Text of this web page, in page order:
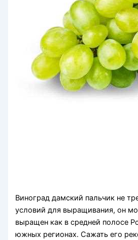
Виноград дамский пальчик не
условий для выращивания, он
выращен как в средней полосе
южных регионах. Сажать его